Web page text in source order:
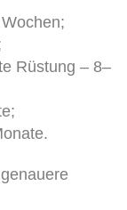
Rüstung – 8–